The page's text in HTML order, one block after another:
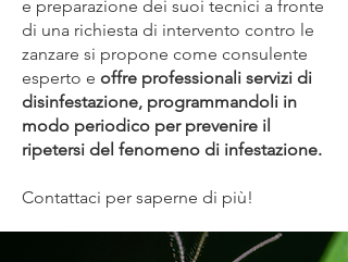
e preparazione dei suoi tecnici a fronte
di una richiesta di intervento contro le
zanzare si propone come consulente
esperto e offre professionali servizi di
disinfestazione, programmandoli in
modo periodico per prevenire il
ripetersi del fenomeno di infestazione.
Contattaci per saperne di più!